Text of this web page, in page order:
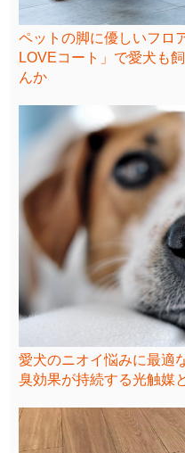
ペットの脚に優しいフロ
LOVEコート」で愛犬も
んか
愛犬のニオイ悩みに最適
臭効果が持続する光触媒